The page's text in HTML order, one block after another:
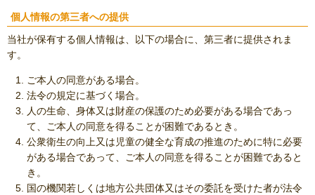
個人情報の第三者への提供
当社が保有する個人情報は、以下の場合に、第三者に提供されま
す。
ご本人の同意がある場合。
法令の規定に基づく場合。
人の生命、身体又は財産の保護のため必要がある場合であっ
て、ご本人の同意を得ることが困難であるとき。
公衆衛生の向上又は児童の健全な育成の推進のために特に必要
がある場合であって、ご本人の同意を得ることが困難であると
き。
国の機関若しくは地方公共団体又はその委託を受けた者が法令